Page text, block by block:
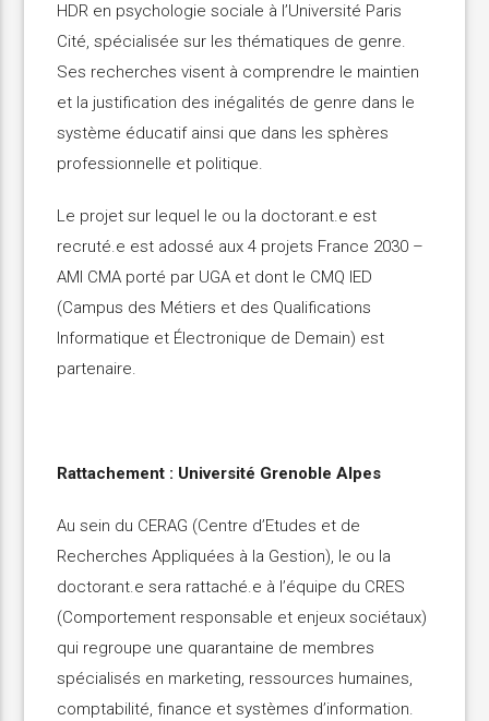
HDR en psychologie sociale à l’Université Paris
Cité, spécialisée sur les thématiques de genre.
Ses recherches visent à comprendre le maintien
et la justification des inégalités de genre dans le
système éducatif ainsi que dans les sphères
professionnelle et politique.
Le projet sur lequel le ou la doctorant.e est
recruté.e est adossé aux 4 projets France 2030 –
AMI CMA porté par UGA et dont le CMQ IED
(Campus des Métiers et des Qualifications
Informatique et Électronique de Demain) est
partenaire.
Rattachement : Université Grenoble Alpes
Au sein du CERAG (Centre d’Etudes et de
Recherches Appliquées à la Gestion), le ou la
doctorant.e sera rattaché.e à l’équipe du CRES
(Comportement responsable et enjeux sociétaux)
qui regroupe une quarantaine de membres
spécialisés en marketing, ressources humaines,
comptabilité, finance et systèmes d’information.